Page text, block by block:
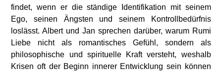
findet, wenn er die ständige Identifikation mit seinem
Ego, seinen Ängsten und seinem Kontrollbedürfnis
loslässt. Albert und Jan sprechen darüber, warum Rumi
Liebe nicht als romantisches Gefühl, sondern als
philosophische und spirituelle Kraft versteht, weshalb
Krisen oft der Beginn innerer Entwicklung sein können